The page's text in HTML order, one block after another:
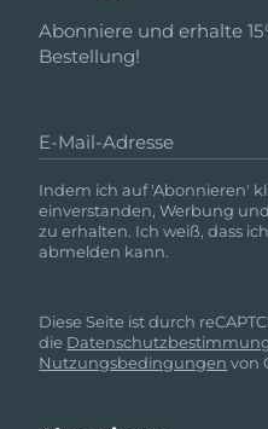
Abonniere und erhalte
Bestellung!
E-Mail-Adresse
Indem ich auf 'Abonnieren'
einverstanden, Werbung
zu erhalten. Ich weiß, dass
abmelden kann.
Diese Seite ist durch
die
Nutzungsbedingungen von